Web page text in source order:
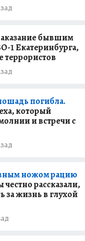
бывшим
1 Екатеринбурга,
террористов
погибла.
который
и встречи с
ножом рацию
честно рассказали,
за жизнь в глухой